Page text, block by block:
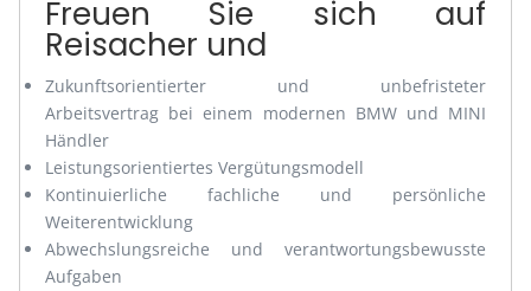
Freuen Sie sich auf
Reisacher und
Zukunftsorientierter und unbefristeter
Arbeitsvertrag bei einem modernen BMW und MINI
Händler
Leistungsorientiertes Vergütungsmodell
Kontinuierliche fachliche und persönliche
Weiterentwicklung
Abwechslungsreiche und verantwortungsbewusste
Aufgaben